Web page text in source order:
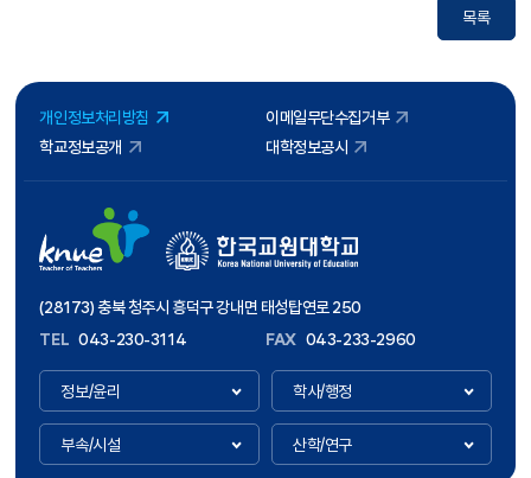
목록
개인정보처리방침
이메일무단수집거부
학교정보공개
대학정보공시
(28173) 충북 청주시 흥덕구 강내면 태성탑연로 250
TEL 043-230-3114 FAX 043-233-2960
정보/윤리 학사/행정
부속/시설 산학/연구